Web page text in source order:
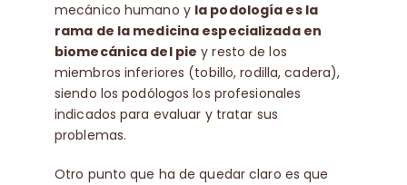
mecánico humano y la podología es la
rama de la medicina especializada en
biomecánica del pie y resto de los
miembros inferiores (tobillo, rodilla, cadera),
siendo los podólogos los profesionales
indicados para evaluar y tratar sus
problemas.
Otro punto que ha de quedar claro es que